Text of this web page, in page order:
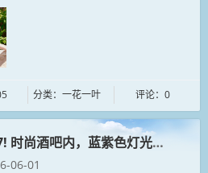
分类：一花一叶 评论：0
时尚酒吧内，蓝紫色灯光交织成网
06-01